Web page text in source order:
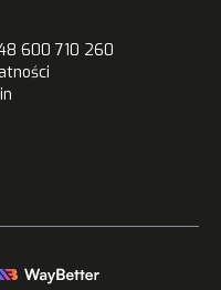
600 710 260